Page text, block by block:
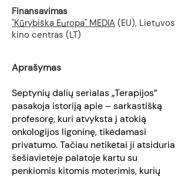
Finansavimas
"Kūrybiška Europa" MEDIA (EU), Lietuvos
kino centras (LT)
Aprašymas
Septynių dalių serialas „Terapijos”
pasakoja istoriją apie – sarkastišką
profesorę, kuri atvyksta į atokią
onkologijos ligoninę, tikėdamasi
privatumo. Tačiau netikėtai ji atsiduria
šešiavietėje palatoje kartu su
penkiomis kitomis moterimis, kurių